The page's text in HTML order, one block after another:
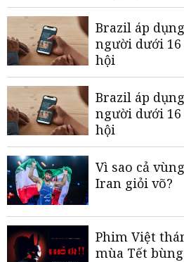
Brazil áp
người dưới
hội
Brazil áp
người dưới
hội
Vì sao cả
Iran giỏi võ?
Phim Việt
mùa Tết